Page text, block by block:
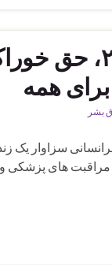
اعلامیه جهانی
همه
بشر
هرانسانی سزاوار
مراقبت های